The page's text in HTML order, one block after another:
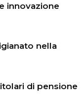
innovazione
nella
di pensione